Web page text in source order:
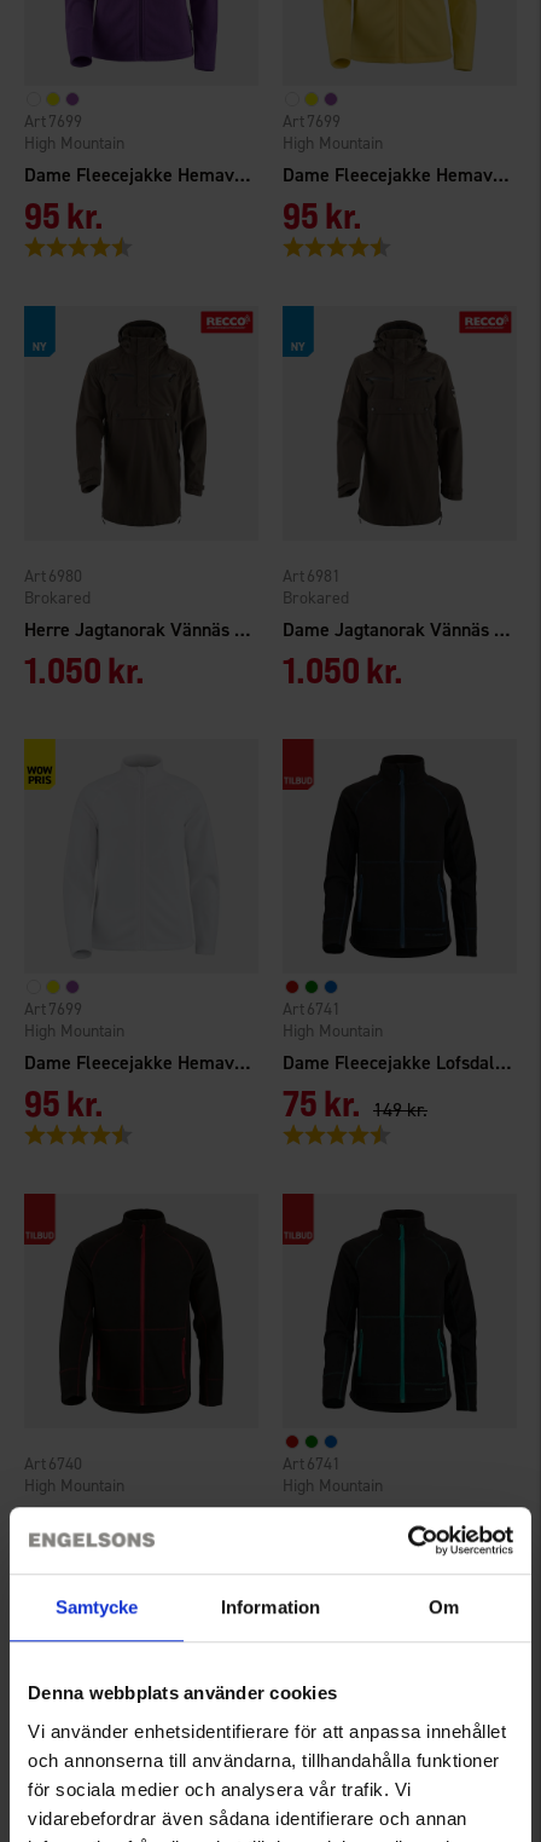
Samtycke Information Om
Denna webbplats använder cookies
Vi använder enhetsidentifierare för att anpassa innehållet
och annonserna till användarna, tillhandahålla funktioner
för sociala medier och analysera vår trafik. Vi
vidarebefordrar även sådana identifierare och annan
Dame Fleecejakke Hemavan
High Mountain
7699
95 kr.
Vurdering:
Dame Fleecejakke Hemavan
High Mountain
7699
95 kr.
Vurdering:
Herre Jagtanorak Vännäs WP
Brokared
6980
1.050 kr.
Dame Jagtanorak Vännäs WP
Brokared
6981
1.050 kr.
Dame Fleecejakke Hemavan
High Mountain
7699
95 kr.
Vurdering:
Dame Fleecejakke Lofsdalen
High Mountain
6741
75 kr. 149 kr.
Vurdering:
High Mountain
6740
75 kr.
High Mountain
6741